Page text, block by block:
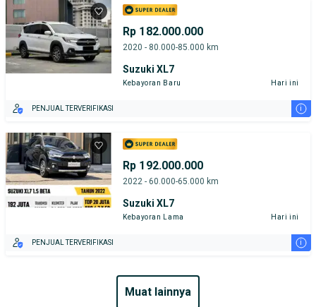
Rp 182.000.000
2020 - 80.000-85.000 km
Suzuki XL7
Kebayoran Baru Hari ini
PENJUAL TERVERIFIKASI i
Rp 192.000.000
2022 - 60.000-65.000 km
Suzuki XL7
Kebayoran Lama Hari ini
PENJUAL TERVERIFIKASI i
muat lainnya